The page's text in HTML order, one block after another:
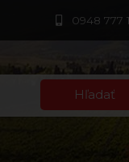
0948 777
Hľadať